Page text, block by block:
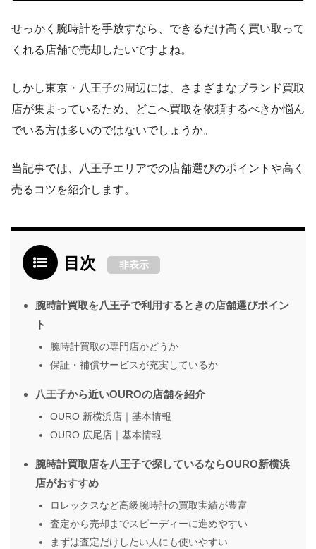
せっかく腕時計を手放すなら、できるだけ高く買い取って
くれる店舗で売却したいですよね。
しかし東京・八王子の周辺には、さまざまなブランド買取
店が集まっているため、どこへ買取を依頼するべきか悩ん
でいる方は多いのではないでしょうか。
当記事では、八王子エリアでの店舗選びのポイントや高く
売るコツを紹介します。
目次 非表示
腕時計買取を八王子で利用するときの店舗選びポイン
ト
腕時計買取の専門店かどうか
保証・補償サービスが充実しているか
八王子から近いOUROの店舗を紹介
OURO 新横浜店｜基本情報
OURO 広尾店｜基本情報
腕時計買取店を八王子で探しているならOURO新横浜
店がおすすめ
ロレックスなど高級腕時計の買取実績が豊富
査定から売却までスピーディーに進めやすい
まずは査定だけしたい人にも使いやすい